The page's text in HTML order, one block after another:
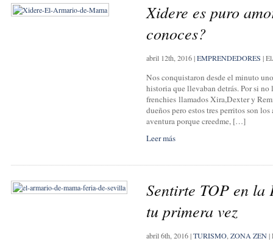
Xidere es puro
conoces?
abril 12th, 2016|EMPRENDEDORES |
Nos conquistaron desde el minuto
historia que llevaban detrás. Por si no
frenchies llamados Xira,Dexter y
dueños pero estos tres perritos son
aventura porque creedme, […]
Leer más
Sentirte TOP en la
tu primera vez
abril 6th, 2016|TURISMO ZONA ZEN|